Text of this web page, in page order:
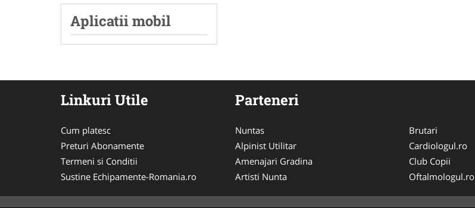
Aplicatii mobil
Linkuri Utile
Cum platesc
Preturi Abonamente
Termeni si Conditii
Sustine Echipamente-Romania.ro
Parteneri
Nuntas
Alpinist Utilitar
Amenajari Gradina
Artisti Nunta
Brutari
Cardiologul.ro
Club Copii
Oftalmologul.ro